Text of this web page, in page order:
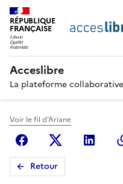
RÉPUBLIQUE
FRANÇAISE
Acceslibre
La plateforme
Voir le fil d'Ariane
FacebookX
Retour